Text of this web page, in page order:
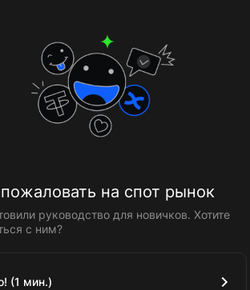
на спот рынок
руководство для новичков. Хотите
с ним?
(1 мин.)